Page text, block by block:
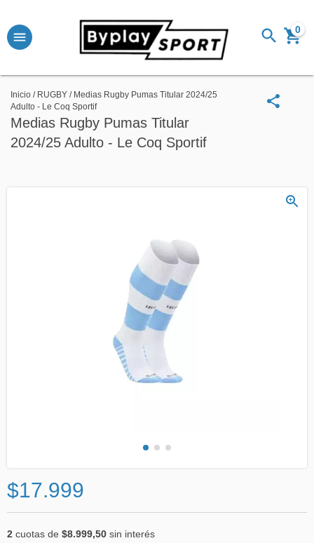
0
Inicio / RUGBY / Medias Rugby Pumas Titular 2024/25
Adulto - Le Coq Sportif
Medias Rugby Pumas Titular
2024/25 Adulto - Le Coq Sportif
$17.999
2 cuotas de $8.999,50 sin interés